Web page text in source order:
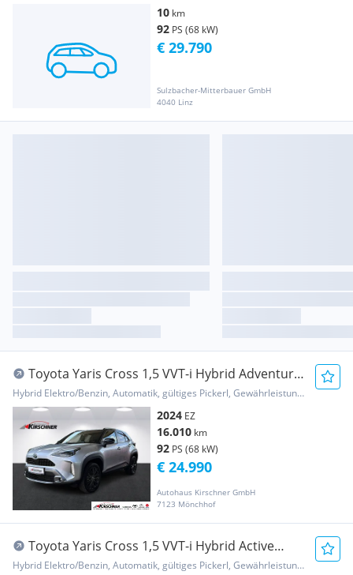
10 km
92 PS (68 kW)
Sulzbacher-Mitterbauer GmbH
4040 Linz
€ 29.790
Toyota Yaris Cross 1,5 VVT-i Hybrid Adventure
Aut.
Hybrid Elektro/Benzin, Automatik, gültiges Pickerl, Gewährleistung, Garantie
2024 EZ
16.010 km
92 PS (68 kW)
Autohaus Kirschner GmbH
7123 Mönchhof
€ 24.990
Toyota Yaris Cross 1,5 VVT-i Hybrid Active
Drive Aut.
Hybrid Elektro/Benzin, Automatik, gültiges Pickerl, Gewährleistung, Garantie